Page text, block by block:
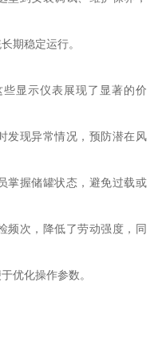
期稳定运行。
显示仪表展现了显著的价
发现异常情况，预防潜在风
掌握储罐状态，避免过载或
频次，降低了劳动强度，同
优化操作参数。